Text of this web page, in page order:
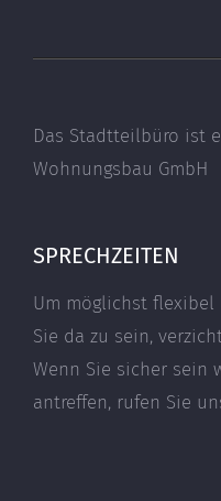
Das Stadtteilbüro ist
Wohnungsbau GmbH
SPRECHZEITEN
Um möglichst
Sie da zu sein,
Wenn Sie sicher sein
antreffen, rufen Sie